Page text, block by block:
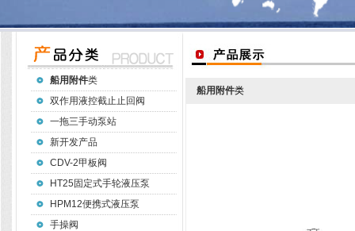
船用附件类
双作用液控截止止回阀
一拖三手动泵站
新开发产品
CDV-2甲板阀
HT25固定式手轮液压泵
HPM12便携式液压泵
手操阀
船用附件类